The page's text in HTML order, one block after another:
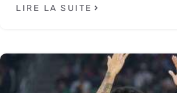
LIRE LA SUITE